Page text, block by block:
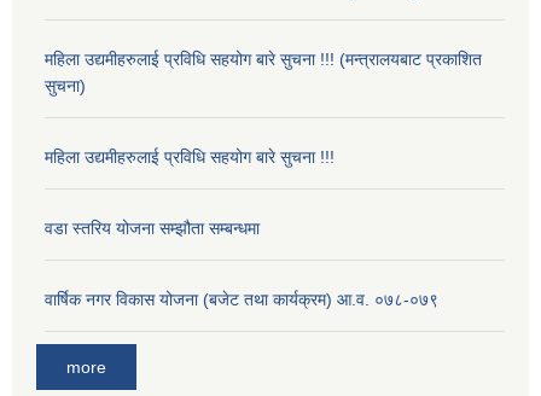
महिला उद्यमीहरुलाई प्रविधि सहयोग बारे सुचना !!! (मन्त्रालयबाट प्रकाशित
सुचना)
महिला उद्यमीहरुलाई प्रविधि सहयोग बारे सुचना !!!
वडा स्तरिय योजना सम्झौता सम्बन्धमा
वार्षिक नगर विकास योजना (बजेट तथा कार्यक्रम) आ.व. ०७८-०७९
more